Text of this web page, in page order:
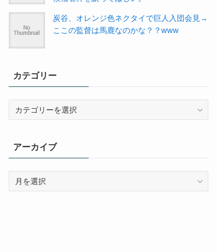
炭谷、オレンジ色ネクタイで巨人入団会見→
ここの監督は馬鹿なのかな？？www
カテゴリー
ー
アーカイブ